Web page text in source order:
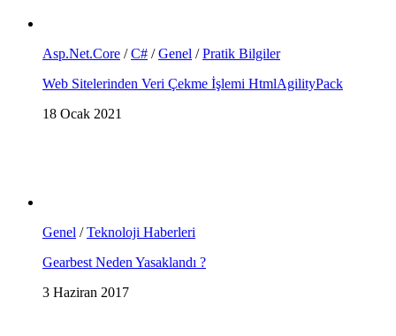
Asp.Net.Core /C# /Genel /Pratik Bilgiler
Web Sitelerinden Veri Çekme İşlemi HtmlAgilityPack
18 Ocak 2021
Genel /Teknoloji Haberleri
Gearbest Neden Yasaklandı ?
3 Haziran 2017